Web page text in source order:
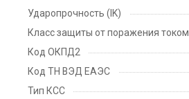
Ударопрочность (IK)
Класс защиты от поражения током
Код ОКПД2
Код ТН ВЭД ЕАЭС
Тип КСС